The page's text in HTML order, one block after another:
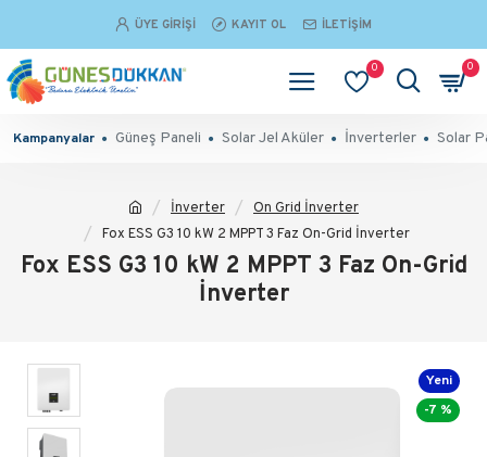
ÜYE GIRIŞI KAYIT OL İLETIŞIM
0 0
Kampanyalar Güneş Paneli Solar Jel Aküler İnverterler Solar
İnverter
On Grid İnverter
Fox ESS G3 10 kW 2 MPPT 3 Faz On-Grid İnverter
Fox ESS G3 10 kW 2 MPPT 3 Faz On-Grid
İnverter
Yeni
-7 %